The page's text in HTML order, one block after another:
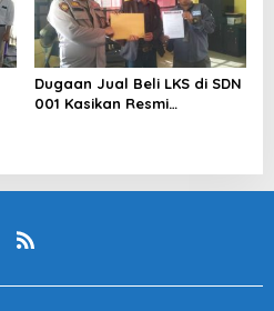
Dugaan Jual Beli LKS di SDN
001 Kasikan Resmi